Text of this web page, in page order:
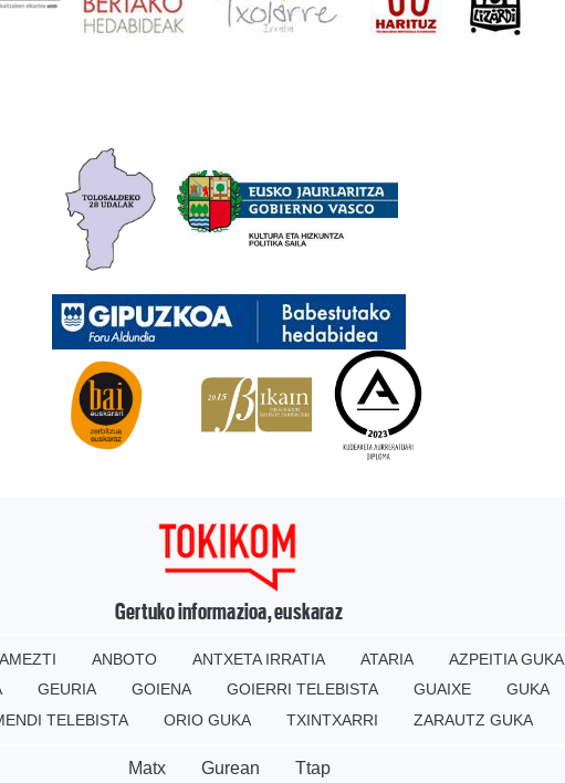
Gertuko informazioa, euskaraz
AMEZTI ANBOTO ANTXETA IRRATIA ATARIA AZPEITIA GUKA
GEURIA GOIENA GOIERRI TELEBISTA GUAIXE GUKA
TELEBISTA ORIO GUKA TXINTXARRI ZARAUTZ GUKA
Matx Gurean Ttap